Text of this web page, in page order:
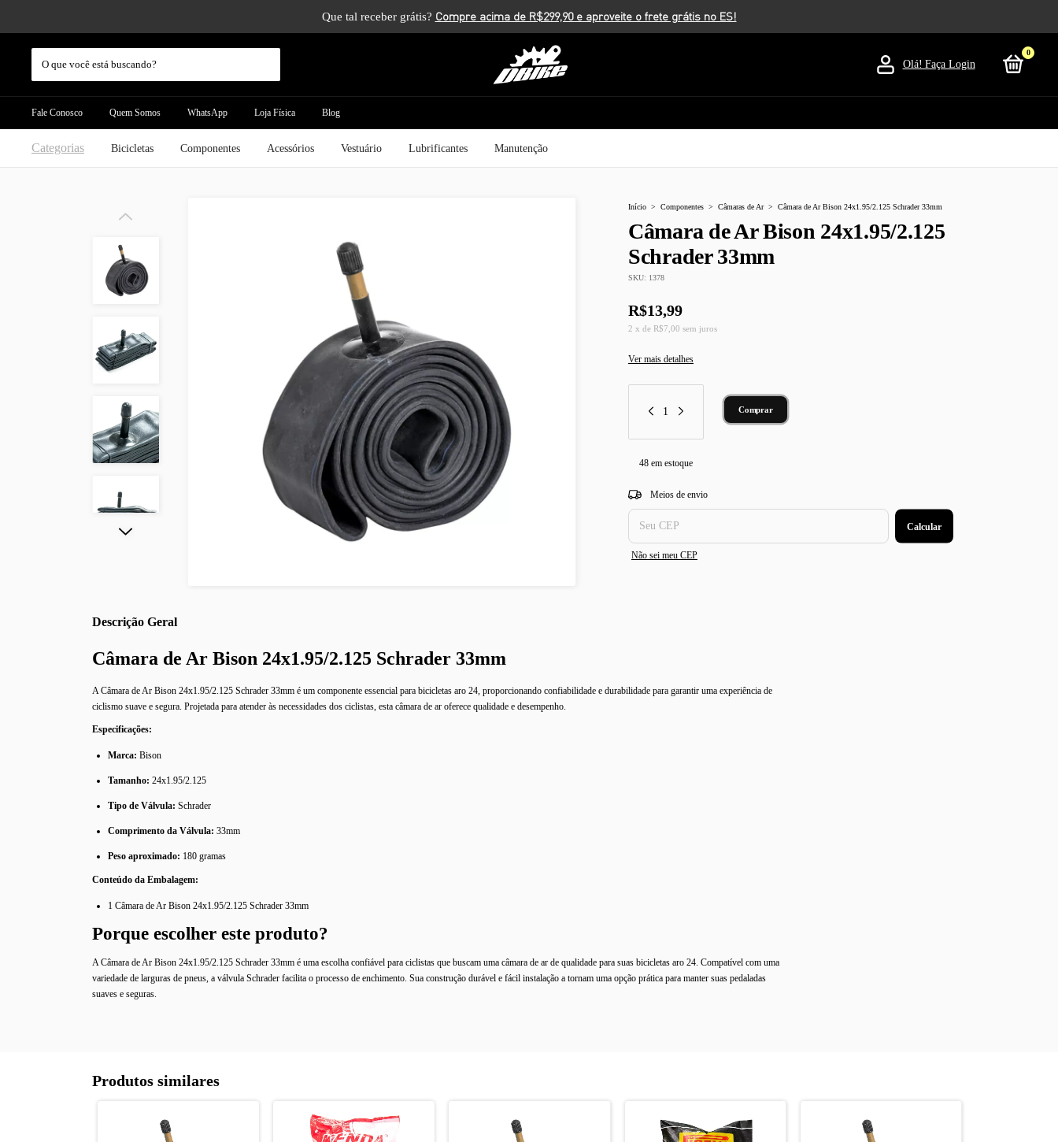
Que tal receber grátis?
Olá!Faça Login
0
Fale Conosco Quem Somos WhatsApp Loja Física Blog
Categorias Bicicletas Componentes Acessórios Vestuário Lubrificantes Manutenção
Início > Componentes > Câmaras de Ar > Câmara de Ar Bison 24x1.95/2.125 Schrader 33mm
Câmara de Ar Bison 24x1.95/2.125
Schrader 33mm
SKU: 1378
R$13,99
2 x de R$7,00 sem juros
Ver mais detalhes
48em estoque
Entregas para o CEP:
Meios de envio
Calcular
Não sei meu CEP
Descrição
Câmara de Ar Bison 24x1.95/2.125 Schrader 33mm
A Câmara de Ar Bison 24x1.95/2.125 Schrader 33mm é um componente essencial para bicicletas aro 24, proporcionando confiabilidade e durabilidade para garantir uma experiência de
ciclismo suave e segura. Projetada para atender às necessidades dos ciclistas, esta câmara de ar oferece qualidade e desempenho.
Especificações:
Marca: Bison
Tamanho: 24x1.95/2.125
Tipo de Válvula: Schrader
Comprimento da Válvula: 33mm
Peso aproximado: 180 gramas
Conteúdo da Embalagem:
1 Câmara de Ar Bison 24x1.95/2.125 Schrader 33mm
Porque escolher este produto?
A Câmara de Ar Bison 24x1.95/2.125 Schrader 33mm é uma escolha confiável para ciclistas que buscam uma câmara de ar de qualidade para suas bicicletas aro 24. Compatível com uma
variedade de larguras de pneus, a válvula Schrader facilita o processo de enchimento. Sua construção durável e fácil instalação a tornam uma opção prática para manter suas pedaladas
suaves e seguras.
Produtos similares